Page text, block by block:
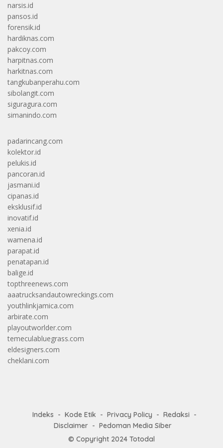
narsis.id
pansos.id
forensik.id
hardiknas.com
pakcoy.com
harpitnas.com
harkitnas.com
tangkubanperahu.com
sibolangit.com
siguragura.com
simanindo.com
padarincang.com
kolektor.id
pelukis.id
pancoran.id
jasmani.id
cipanas.id
eksklusif.id
inovatif.id
xenia.id
wamena.id
parapat.id
penatapan.id
balige.id
topthreenews.com
aaatrucksandautowreckings.com
youthlinkjamica.com
arbirate.com
playoutworlder.com
temeculabluegrass.com
eldesigners.com
cheklani.com
Indeks Kode Etik Privacy Policy
Redaksi
Disclaimer
Pedoman Media Siber
© Copyright 2024 Totodal